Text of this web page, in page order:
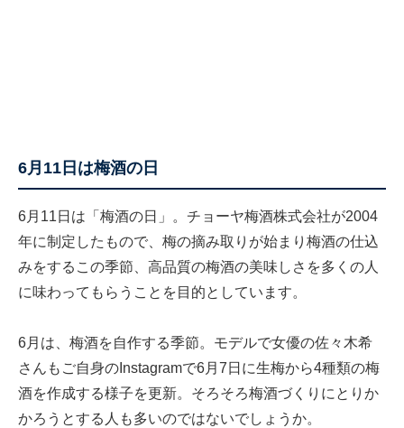
6月11日は梅酒の日
6月11日は「梅酒の日」。チョーヤ梅酒株式会社が2004
年に制定したもので、梅の摘み取りが始まり梅酒の仕込
みをするこの季節、高品質の梅酒の美味しさを多くの人
に味わってもらうことを目的としています。
6月は、梅酒を自作する季節。モデルで女優の佐々木希
さんもご自身のInstagramで6月7日に生梅から4種類の梅
酒を作成する様子を更新。そろそろ梅酒づくりにとりか
かろうとする人も多いのではないでしょうか。